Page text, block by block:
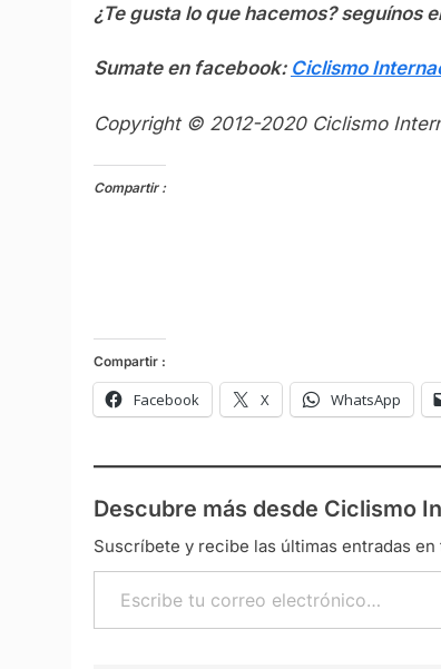
¿Te gusta lo que hacemos? seguínos
Sumate en facebook: Ciclismo
Copyright © 2012-2020 Ciclismo
Compartir :
Compartir :
Facebook X WhatsApp
Descubre más desde Ciclismo
Suscríbete y recibe las últimas entradas
Escribe tu correo electrónico…